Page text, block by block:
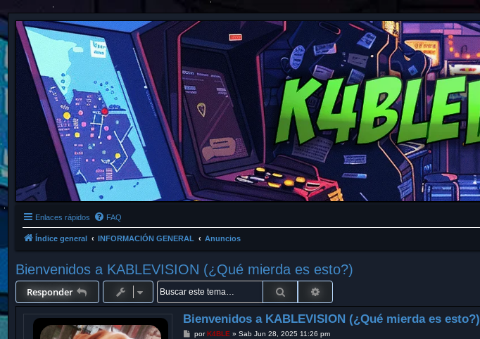
Enlaces rápidos FAQ
Índice general INFORMACIÓN GENERAL Anuncios
Bienvenidos a KABLEVISION (¿Qué mierda es esto?)
Responder Buscar
Bienvenidos a KABLEVISION (¿Qué mierda es esto?)
MporK4BLE » Sab Jun 28, 2025 11:26 pm